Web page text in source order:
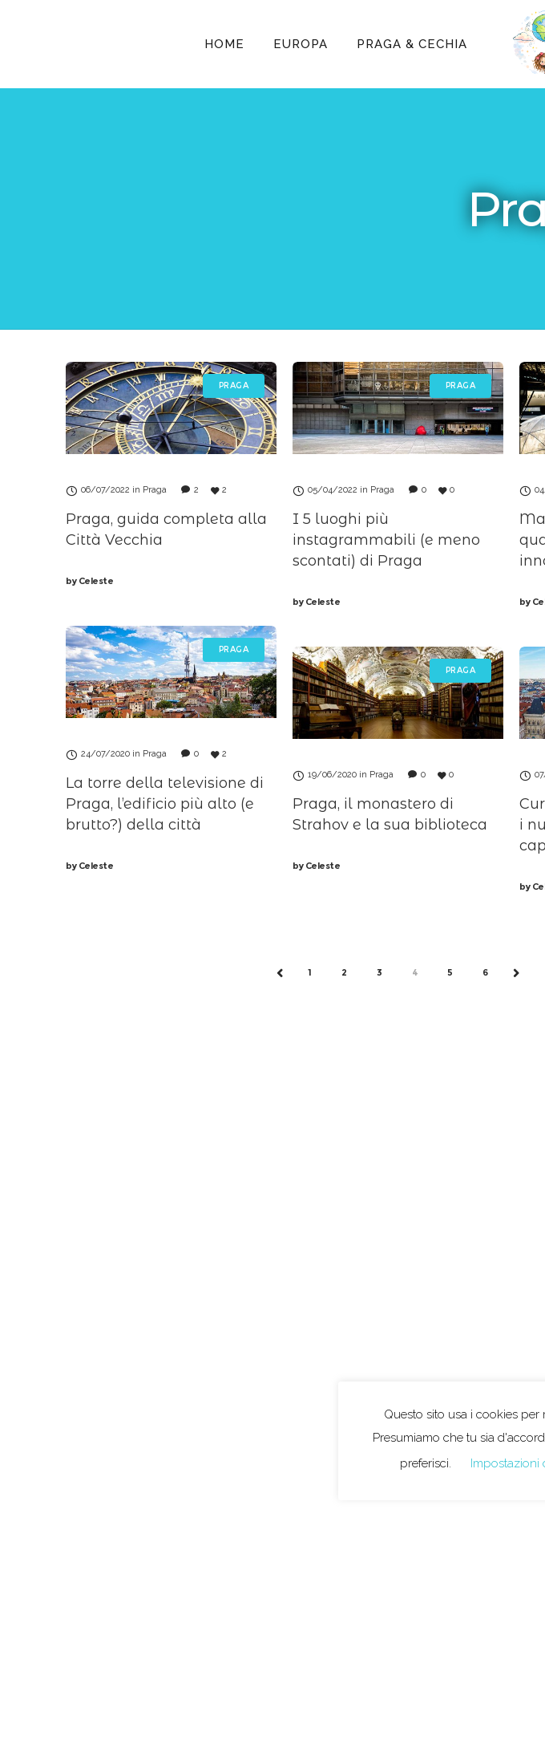
HOME EUROPA PRAGA & CECHIA
PRAGA
06/07/2022 in Praga 2 2
Praga, guida completa alla
Città Vecchia
byCeleste
PRAGA
05/04/2022 in Praga 0 0
I 5 luoghi più
instagrammabili (e meno
scontati) di Praga
byCeleste by
PRAGA
24/07/2020 in Praga 0 2
La torre della televisione di
Praga, l’edificio più alto (e
brutto?) della città
byCeleste
PRAGA
19/06/2020 in Praga 0 0
Praga, il monastero di
Strahov e la sua biblioteca
byCeleste
i
by
PREV1 2 3 4 5 6 NEXT
Questo sito usa i cookies per
Presumiamo che tu sia
preferisci.
Impostazioni